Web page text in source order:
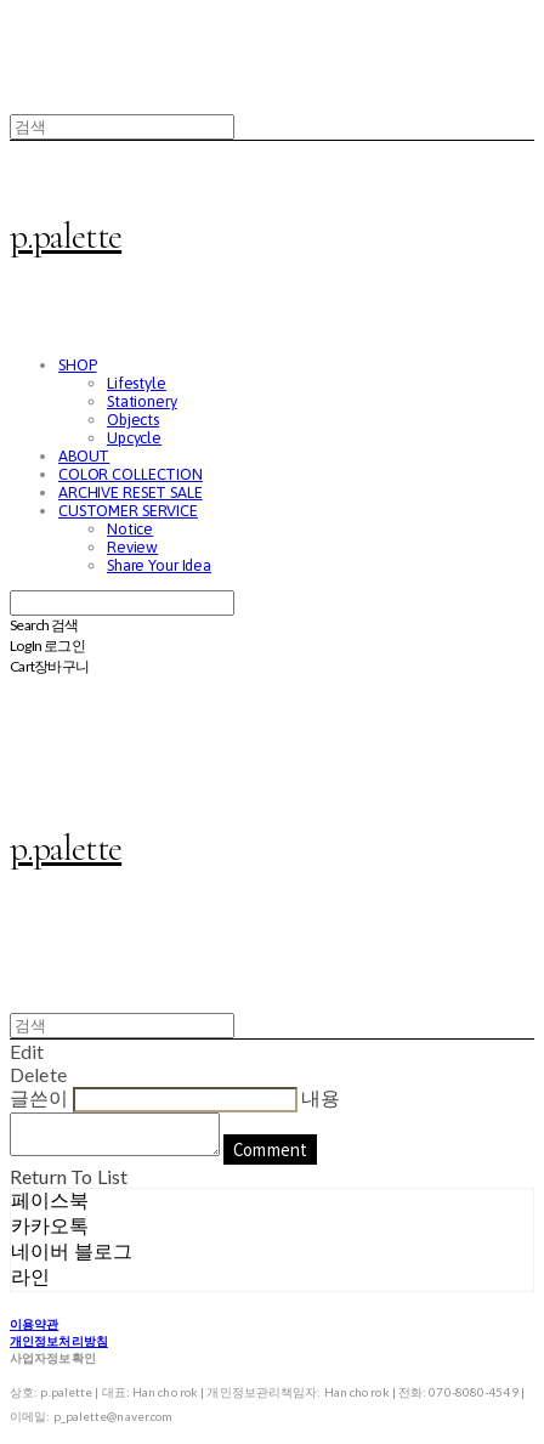
p.palette
SHOP
Lifestyle
Stationery
Objects
Upcycle
ABOUT
COLOR COLLECTION
ARCHIVE RESET SALE
CUSTOMER SERVICE
Notice
Review
Share Your Idea
Search 검색
Log In 로그인
Cart장바구니
p.palette
Edit
Delete
글쓴이
내용
Comment
Return To List
페이스북
카카오톡
네이버 블로그
라인
이용약관
개인정보처리방침
사업자정보확인
상호: p.palette | 대표: Han cho rok | 개인정보관리책임자: Han cho rok | 전화: 070-8080-4549 |
이메일: p_palette@naver.com